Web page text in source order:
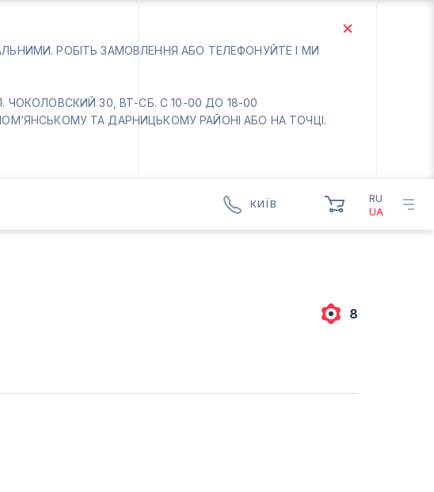
РОБІТЬ ЗАМОВЛЕННЯ АБО ТЕЛЕФОНУЙТЕ І МИ
30, ВТ-СБ. С 10-00 ДО 18-00
ТА ДАРНИЦЬКОМУ РАЙОНІ АБО НА ТОЧЦІ.
КИЇВ
18-00
RU
UA
8